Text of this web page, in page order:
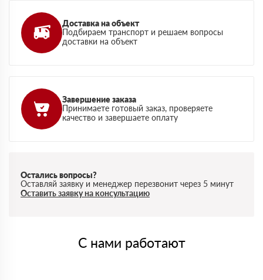
Доставка на объект
Подбираем транспорт и решаем вопросы
доставки на объект
Завершение заказа
Принимаете готовый заказ, проверяете
качество и завершаете оплату
Остались вопросы?
Оставляй заявку и менеджер перезвонит через 5 минут
Оставить заявку на консультацию
С нами работают